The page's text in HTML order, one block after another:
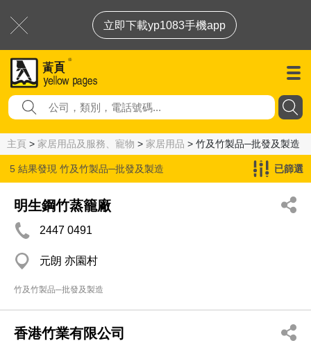
立即下載yp1083手機app
主頁 > 家居用品及服務、寵物 > 家居用品 > 竹及竹製品─批發及製造
5 結果發現 竹及竹製品─批發及製造 已篩選
明生鋼竹蒸籠廠
2447 0491
元朗 亦園村
竹及竹製品─批發及製造
香港竹業有限公司